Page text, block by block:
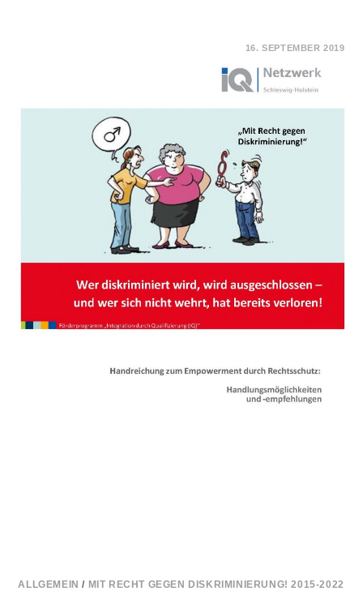
AUFLAGE
ERFOLGREICHEN
HANDREICHUNG
„WER
DISKRIMINIERT
WIRD,
WIRD
AUSGESCHLOSSEN
–
UND
WER
SICH
NICHT
BEREITS
VERLOREN!“
VERFÜGBAR.
16. SEPTEMBER 2019
ALLGEMEIN / MIT RECHT GEGEN DISKRIMINIERUNG! 2015-2022